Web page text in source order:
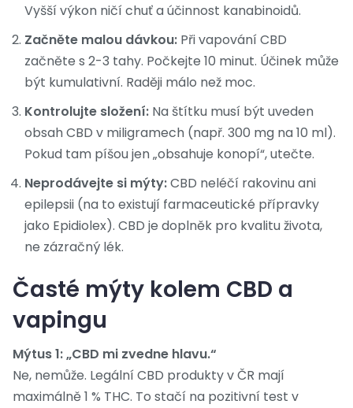
Vyšší výkon ničí chuť a účinnost kanabinoidů.
Začněte malou dávkou: Při vapování CBD
začněte s 2-3 tahy. Počkejte 10 minut. Účinek může
být kumulativní. Raději málo než moc.
Kontrolujte složení: Na štítku musí být uveden
obsah CBD v miligramech (např. 300 mg na 10 ml).
Pokud tam píšou jen „obsahuje konopí“, utečte.
Neprodávejte si mýty:CBD neléčí rakovinu ani
epilepsii (na to existují farmaceutické přípravky
jako Epidiolex). CBD je doplněk pro kvalitu života,
ne zázračný lék.
Časté mýty kolem CBD a
vapingu
Mýtus 1: „CBD mi zvedne hlavu.“
Ne, nemůže. Legální CBD produkty v ČR mají
maximálně 1 % THC. To stačí na pozitivní test v